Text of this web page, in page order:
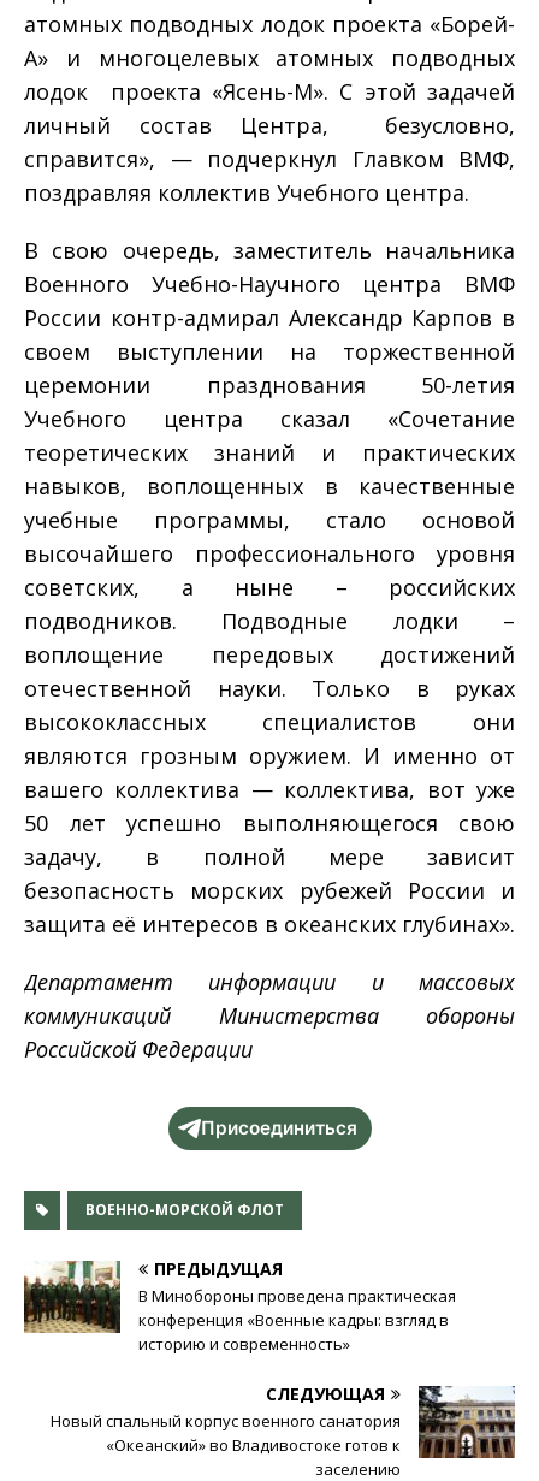
атомных подводных лодок проекта «Борей-
А» и многоцелевых атомных подводных
лодок проекта «Ясень-М». С этой задачей
личный состав Центра, безусловно,
справится», — подчеркнул Главком ВМФ,
поздравляя коллектив Учебного центра.
В свою очередь, заместитель начальника
Военного Учебно-Научного центра ВМФ
России контр-адмирал Александр Карпов в
своем выступлении на торжественной
церемонии празднования 50-летия
Учебного центра сказал «Сочетание
теоретических знаний и практических
навыков, воплощенных в качественные
учебные программы, стало основой
высочайшего профессионального уровня
советских, а ныне – российских
подводников. Подводные лодки –
воплощение передовых достижений
отечественной науки. Только в руках
высококлассных специалистов они
являются грозным оружием. И именно от
вашего коллектива — коллектива, вот уже
50 лет успешно выполняющегося свою
задачу, в полной мере зависит
безопасность морских рубежей России и
защита её интересов в океанских глубинах».
Департамент информации и массовых
коммуникаций Министерства обороны
Российской Федерации
Присоединиться
ВОЕННО-МОРСКОЙ ФЛОТ
ПРЕДЫДУЩАЯ
В Минобороны проведена практическая
конференция «Военные кадры: взгляд в
историю и современность»
СЛЕДУЮЩАЯ
Новый спальный корпус военного санатория
«Океанский» во Владивостоке готов к
заселению